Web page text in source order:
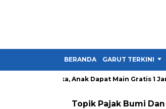
BERANDA GARUT TERKINI
Garut Dibuka, Anak Dapat Main Gratis 1 Jam
Topik Pajak Bumi